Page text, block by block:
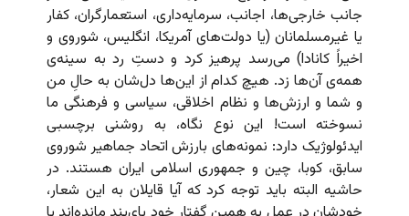
جانب خارجی‌ها، اجانب، سرمایه‌داری، استعمارگران، کفار
یا غیرمسلمانان (یا دولت‌های آمریکا، انگلیس، شوروی و
اخیراً کانادا) می‌رسد پرهیز کرد و دستِ رد به سینه‌ی
همه‌ی آن‌ها زد. هیچ کدام از این‌ها دل‌شان به حالِ من
و شما و ارزش‌ها و نظام اخلاقی، سیاسی و فرهنگی ما
نسوخته است! این نوع نگاه، به روشنی برچسبی
ایدئولوژیک دارد: نمونه‌های بارزش اتحاد جماهیر شوروی
سابق، کوبا، چین و جمهوری اسلامی ایران هستند. در
حاشیه البته باید توجه کرد که آیا قایلان به این شعار،